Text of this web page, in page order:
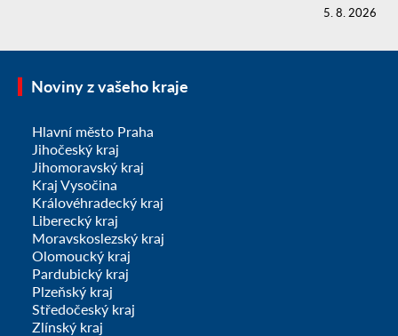
5. 8. 2026
Noviny z vašeho kraje
Hlavní město Praha
Jihočeský kraj
Jihomoravský kraj
Kraj Vysočina
Královéhradecký kraj
Liberecký kraj
Moravskoslezský kraj
Olomoucký kraj
Pardubický kraj
Plzeňský kraj
Středočeský kraj
Zlínský kraj